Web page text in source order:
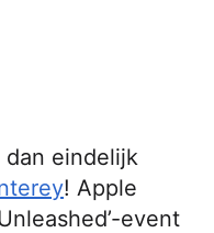
eindelijk
! Apple
event